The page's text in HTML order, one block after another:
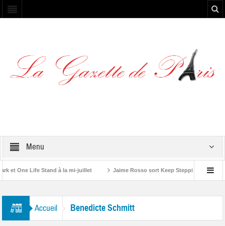
Menu
et One Life Stand à la mi-juillet Jaime Rosso sort Keep Stepping, son
Accueil Benedicte Schmitt